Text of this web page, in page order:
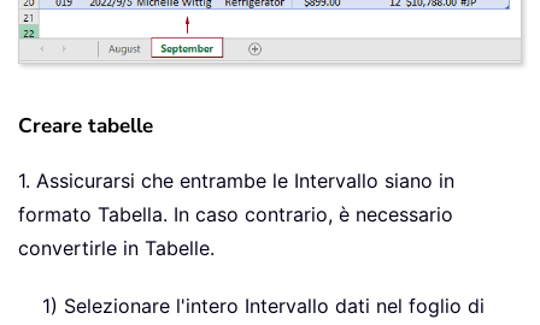
Creare tabelle
1. Assicurarsi che entrambe le Intervallo siano in
formato Tabella. In caso contrario, è necessario
convertirle in Tabelle.
1) Selezionare l'intero Intervallo dati nel foglio di